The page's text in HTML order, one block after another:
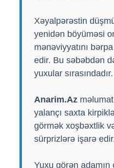
Xəyalpərəstin
yenidən böyüməsi
mənəviyyatını
edir. Bu səbəbdən
yuxular sırasındadır.
Anarim.Az
yalançı saxta
görmək xoşbəxtlik
sürprizlərə işarə
Yuxu görən adamın